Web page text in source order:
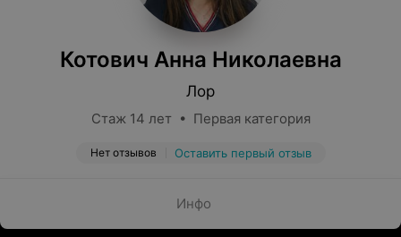
Котович Анна Николаевна
Лор
Стаж 14 лет • Первая категория
Нет отзывов Оставить первый отзыв
Инфо